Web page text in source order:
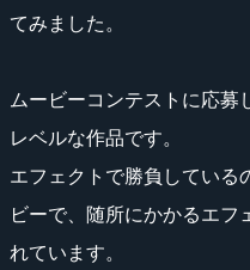
てみました。
ムービーコンテストに応募
レベルな作品です。
エフェクトで勝負している
ビーで、随所にかかるエフ
れています。